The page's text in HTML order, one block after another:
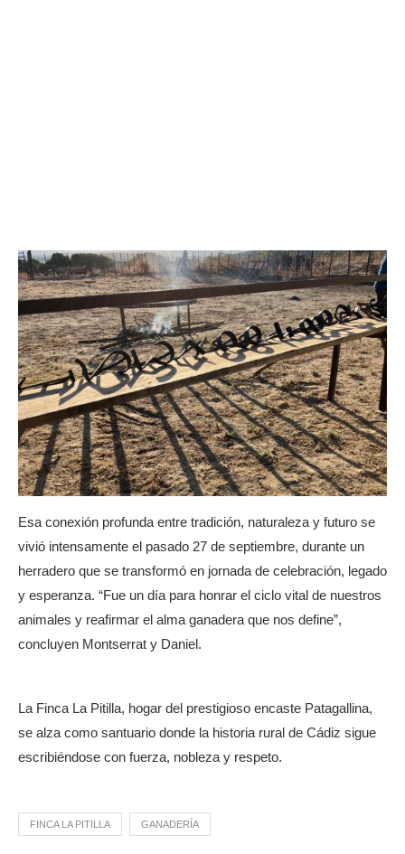
Esa conexión profunda entre tradición, naturaleza y futuro se
vivió intensamente el pasado 27 de septiembre, durante un
herradero que se transformó en jornada de celebración, legado
y esperanza. “Fue un día para honrar el ciclo vital de nuestros
animales y reafirmar el alma ganadera que nos define”,
concluyen Montserrat y Daniel.
La Finca La Pitilla, hogar del prestigioso encaste Patagallina,
se alza como santuario donde la historia rural de Cádiz sigue
escribiéndose con fuerza, nobleza y respeto.
FINCA LA PITILLA GANADERÍA